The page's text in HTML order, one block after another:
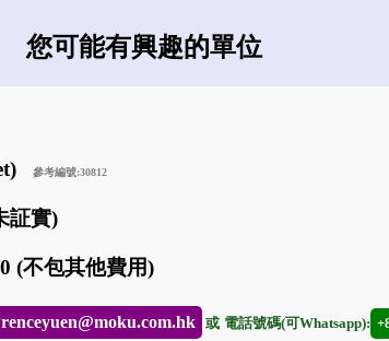
您可能有興趣的單位
參考編號:30812
証實)
(不包其他費用)
或 電話號碼(可Whatsapp):